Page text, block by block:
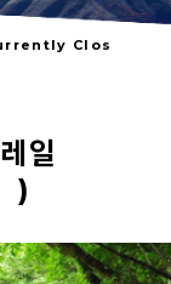
Clos
일
)